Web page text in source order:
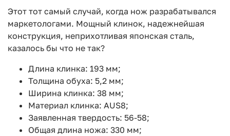
Этот тот самый случай, когда нож разрабатывался
маркетологами. Мощный клинок, надежнейшая
конструкция, неприхотливая японская сталь,
казалось бы что не так?
Длина клинка: 193 мм;
Толщина обуха: 5,2 мм;
Ширина клинка: 38 мм;
Материал клинка: AUS8;
Заявленная твердость: 56-58;
Общая длина ножа: 330 мм;